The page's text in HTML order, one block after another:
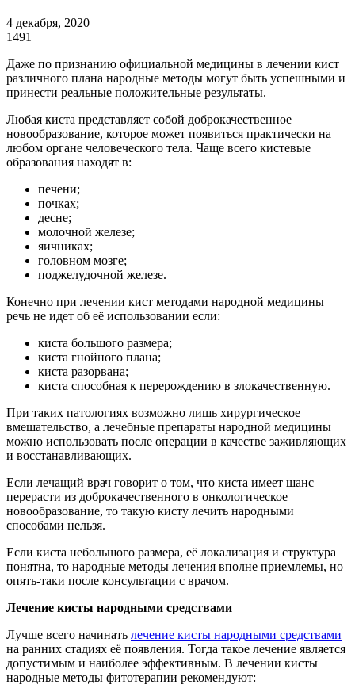
4 декабря, 2020
1491
Даже по признанию официальной медицины в лечении кист
различного плана народные методы могут быть успешными и
принести реальные положительные результаты.
Любая киста представляет собой доброкачественное
новообразование, которое может появиться практически на
любом органе человеческого тела. Чаще всего кистевые
образования находят в:
печени;
почках;
десне;
молочной железе;
яичниках;
головном мозге;
поджелудочной железе.
Конечно при лечении кист методами народной медицины
речь не идет об её использовании если:
киста большого размера;
киста гнойного плана;
киста разорвана;
киста способная к перерождению в злокачественную.
При таких патологиях возможно лишь хирургическое
вмешательство, а лечебные препараты народной медицины
можно использовать после операции в качестве заживляющих
и восстанавливающих.
Если лечащий врач говорит о том, что киста имеет шанс
перерасти из доброкачественного в онкологическое
новообразование, то такую кисту лечить народными
способами нельзя.
Если киста небольшого размера, её локализация и структура
понятна, то народные методы лечения вполне приемлемы, но
опять-таки после консультации с врачом.
Лечение кисты народными средствами
Лучше всего начинать лечение кисты народными средствами
на ранних стадиях её появления. Тогда такое лечение является
допустимым и наиболее эффективным. В лечении кисты
народные методы фитотерапии рекомендуют: